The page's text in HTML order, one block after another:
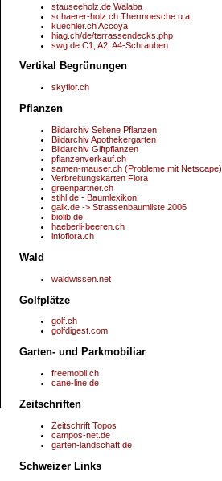
stauseeholz.de Walaba
schaerer-holz.ch Thermoesche u.a.
kuechler.ch Accoya
hiag.ch/de/terrassendecks.php
swg.de C1, A2, A4-Schrauben
Vertikal Begrünungen
skyflor.ch
Pflanzen
Bildarchiv Seltene Pflanzen
Bildarchiv Apothekergarten
Bildarchiv Giftpflanzen
pflanzenverkauf.ch
samen-mauser.ch (Probleme mit Netscape)
Verbreitungskarten Flora
greenpartner.ch
stihl.de - Baumlexikon
galk.de -> Strassenbaumliste 2006
biolib.de
haeberli-beeren.ch
infoflora.ch
Wald
waldwissen.net
Golfplätze
golf.ch
golfdigest.com
Garten- und Parkmobiliar
freemobil.ch
cane-line.de
Zeitschriften
Zeitschrift Topos
campos-net.de
garten-landschaft.de
Schweizer Links